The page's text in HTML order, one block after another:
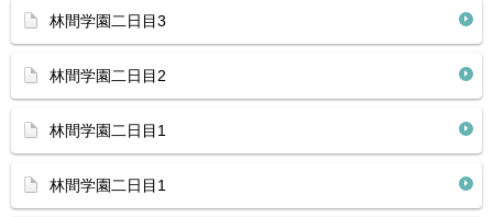
林間学園二日目3
林間学園二日目2
林間学園二日目1
林間学園二日目1